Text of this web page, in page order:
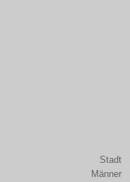
Stadt
Männer